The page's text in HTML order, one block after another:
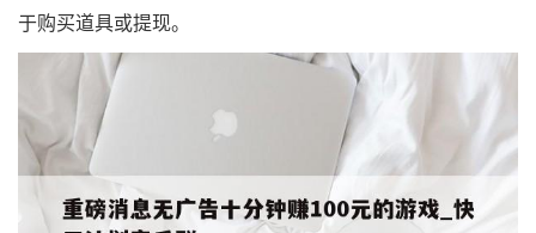
于购买道具或提现。